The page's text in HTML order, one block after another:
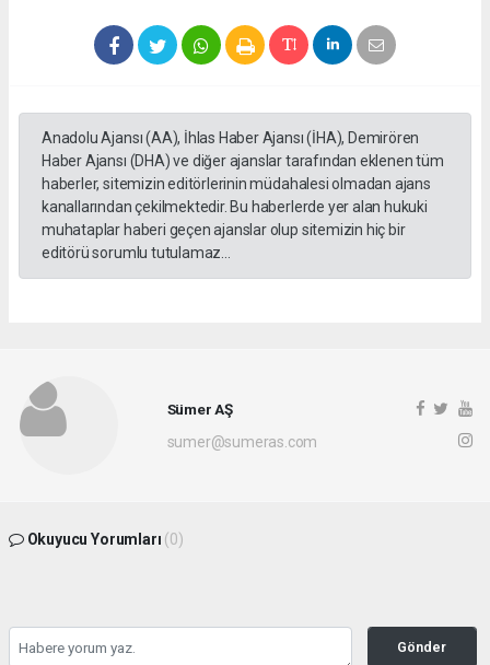
Anadolu Ajansı (AA), İhlas Haber Ajansı (İHA), Demirören
Haber Ajansı (DHA) ve diğer ajanslar tarafından eklenen tüm
haberler, sitemizin editörlerinin müdahalesi olmadan ajans
kanallarından çekilmektedir. Bu haberlerde yer alan hukuki
muhataplar haberi geçen ajanslar olup sitemizin hiç bir
editörü sorumlu tutulamaz...
Sümer AŞ
sumer@sumeras.com
Okuyucu Yorumları (0)
Gönder